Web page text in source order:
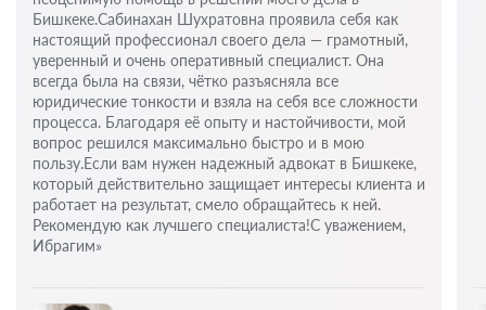
Бишкеке.Сабинахан Шухратовна проявила себя как
настоящий профессионал своего дела — грамотный,
уверенный и очень оперативный специалист. Она
всегда была на связи, чётко разъясняла все
юридические тонкости и взяла на себя все сложности
процесса. Благодаря её опыту и настойчивости, мой
вопрос решился максимально быстро и в мою
пользу.Если вам нужен надежный адвокат в Бишкеке,
который действительно защищает интересы клиента и
работает на результат, смело обращайтесь к ней.
Рекомендую как лучшего специалиста!С уважением,
Ибрагим»